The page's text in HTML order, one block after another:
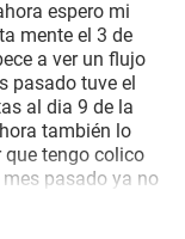
espero mi
mente el 3 de
a ver un flujo
pasado tuve el
al dia 9 de la
también lo
que tengo colico
pasado ya no
que podría ser